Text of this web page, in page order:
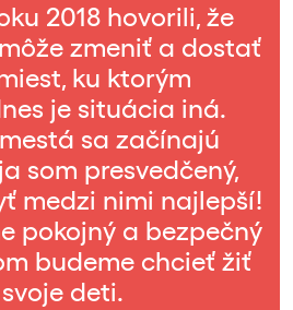
2018 hovorili, že
zmeniť a dostať
ku ktorým
je situácia iná.
sa začínajú
som presvedčený,
medzi nimi najlepší!
pokojný a bezpečný
budeme chcieť žiť
deti.